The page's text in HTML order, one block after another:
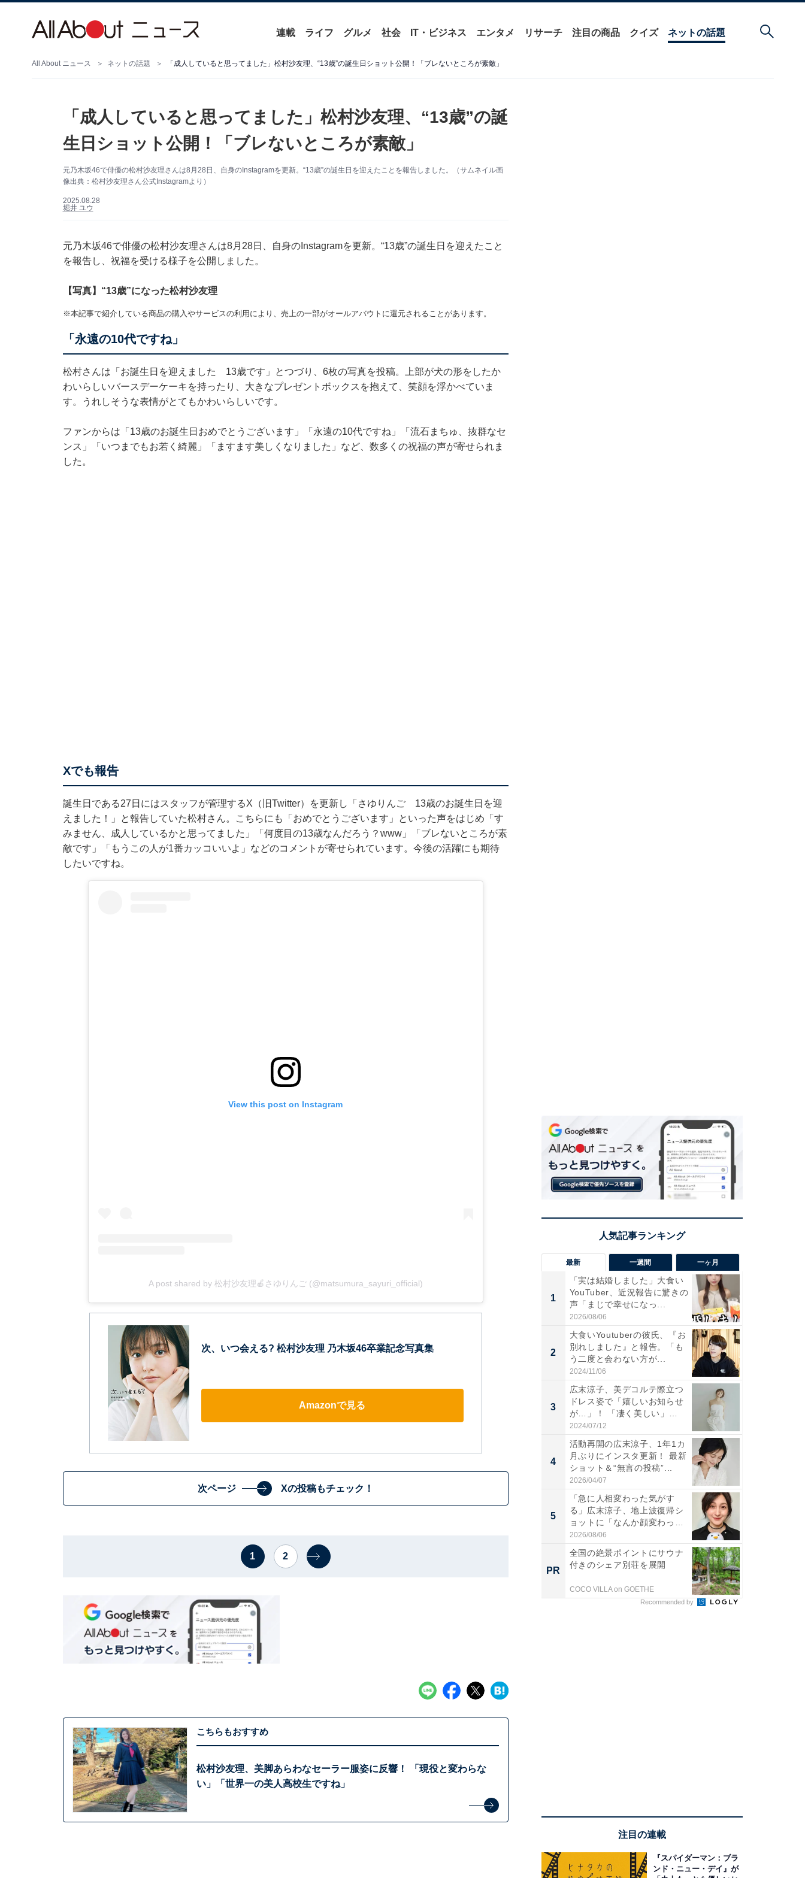
連載 ライフ グルメ 社会 IT・ビジネス エンタメ リサーチ 注目の商品 クイズ ネットの話題
All About ニュース ネットの話題 「成人していると思ってました」松村沙友理、“13歳”の誕生日ショット公開！「ブレないところが素敵」
「成人していると思ってました」松村沙友理、“13歳”の誕
生日ショット公開！「ブレないところが素敵」
元乃木坂46で俳優の松村沙友理さんは8月28日、自身のInstagramを更新。“13歳”の誕生日を迎えたことを報告しました。（サムネイル画
像出典：松村沙友理さん公式Instagramより）
2025.08.28
堀井 ユウ
元乃木坂46で俳優の松村沙友理さんは8月28日、自身のInstagramを更新。“13歳”の誕生日を迎えたこと
を報告し、祝福を受ける様子を公開しました。
【写真】“13歳”になった松村沙友理
※本記事で紹介している商品の購入やサービスの利用により、売上の一部がオールアバウトに還元されることがあります。
「永遠の10代ですね」
松村さんは「お誕生日を迎えました 13歳です」とつづり、6枚の写真を投稿。上部が犬の形をしたか
わいらしいバースデーケーキを持ったり、大きなプレゼントボックスを抱えて、笑顔を浮かべていま
す。うれしそうな表情がとてもかわいらしいです。
ファンからは「13歳のお誕生日おめでとうございます」「永遠の10代ですね」「流石まちゅ、抜群なセ
ンス」「いつまでもお若く綺麗」「ますます美しくなりました」など、数多くの祝福の声が寄せられま
した。
Xでも報告
誕生日である27日にはスタッフが管理するX（旧Twitter）を更新し「さゆりんご 13歳のお誕生日を迎
えました！」と報告していた松村さん。こちらにも「おめでとうございます」といった声をはじめ「す
みません、成人しているかと思ってました」「何度目の13歳なんだろう？www」「ブレないところが素
敵です」「もうこの人が1番カッコいいよ」などのコメントが寄せられています。今後の活躍にも期待
したいですね。
View this post on Instagram
A post shared by 松村沙友理🍎さゆりんご (@matsumura_sayuri_official)
次、いつ会える? 松村沙友理 乃木坂46卒業記念写真集
Amazonで見る
次ページ Xの投稿もチェック！
1 2
こちらもおすすめ
松村沙友理、美脚あらわなセーラー服姿に反響！ 「現役と変わらな
い」「世界一の美人高校生ですね」
最新 一週間 一ヶ月
1
「実は結婚しました」大食い
YouTuber、近況報告に驚きの
声「まじで幸せになっ...
2026/08/06
2
大食いYoutuberの彼氏、『お
別れしました』と報告。「も
う二度と会わない方が...
2024/11/06
3
広末涼子、美デコルテ際立つ
ドレス姿で「嬉しいお知らせ
が…」！ 「凄く美しい」
「透...
2024/07/12
4
活動再開の広末涼子、1年1カ
月ぶりにインスタ更新！ 最新
ショット＆“無言の投稿”...
2026/04/07
5
「急に人相変わった気がす
る」広末涼子、地上波復帰シ
ョットに「なんか顔変わっ
た」の...
2026/08/06
PR
全国の絶景ポイントにサウナ
付きのシェア別荘を展開
COCO VILLA on GOETHE
Recommended by
注目の連載
『スパイダーマン：ブラ
ンド・ニュー・デイ』が